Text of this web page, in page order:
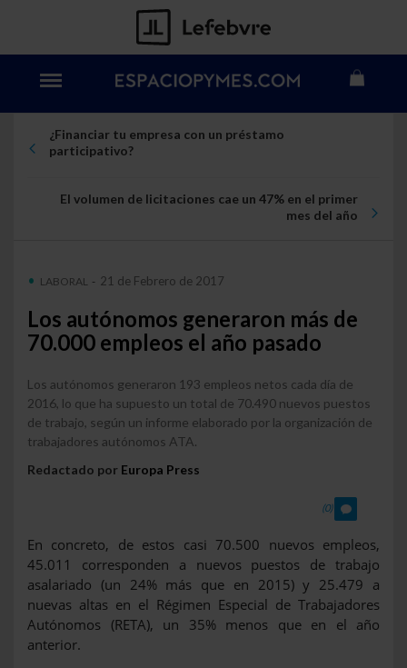
¿Financiar tu empresa con un préstamo
participativo?
El volumen de licitaciones cae un 47% en el primer
mes del año
LABORAL - 21 de Febrero de 2017
Los autónomos generaron más de
70.000 empleos el año pasado
Los autónomos generaron 193 empleos netos cada día de
2016, lo que ha supuesto un total de 70.490 nuevos puestos
de trabajo, según un informe elaborado por la organización de
trabajadores autónomos ATA.
Redactado por Europa Press
(0)
En concreto, de estos casi 70.500 nuevos empleos,
45.011 corresponden a nuevos puestos de trabajo
asalariado (un 24% más que en 2015) y 25.479 a
nuevas altas en el Régimen Especial de Trabajadores
Autónomos (RETA), un 35% menos que en el año
anterior.